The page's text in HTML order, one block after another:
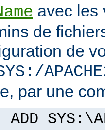
avec les
de
de
par une
ADD